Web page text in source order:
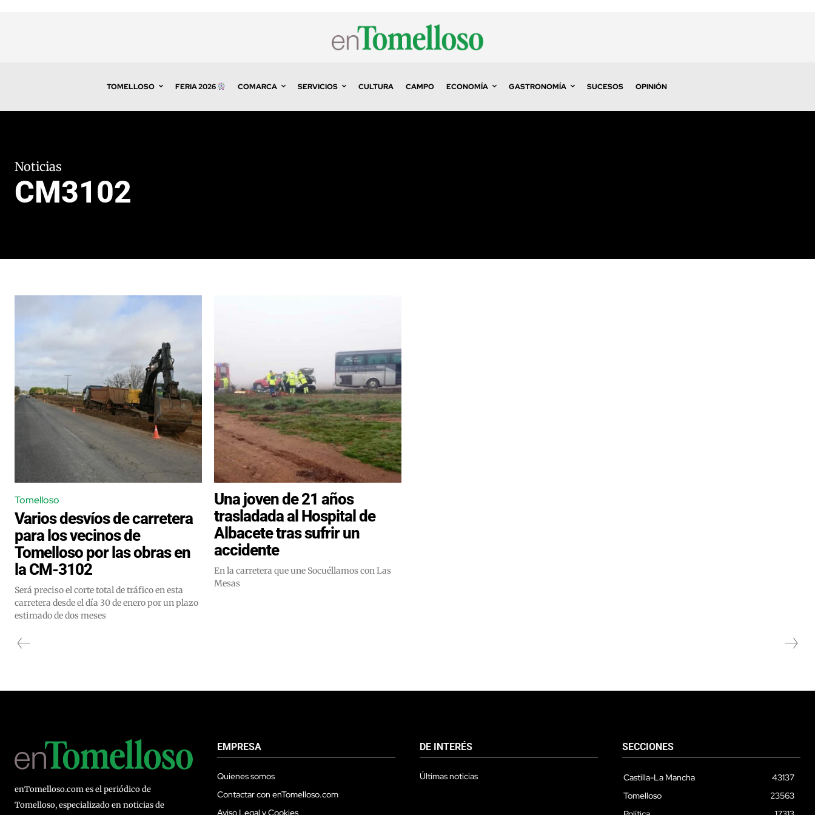
TOMELLOSO FERIA 2026 COMARCA SERVICIOS CULTURA CAMPO ECONOMÍA GASTRONOMÍA SUCESOS OPINIÓN
Noticias
CM3102
Tomelloso
Varios desvíos de carretera
para los vecinos de
Tomelloso por las obras en
la CM-3102
Será preciso el corte total de tráfico en esta
carretera desde el día 30 de enero por un plazo
estimado de dos meses
Una joven de 21 años
trasladada al Hospital de
Albacete tras sufrir un
accidente
En la carretera que une Socuéllamos con Las
Mesas
enTomelloso.com es el periódico de
Tomelloso, especializado en noticias de
EMPRESA
Quienes somos
Contactar con enTomelloso.com
Aviso Legal y Cookies
DE INTERÉS
Últimas noticias
SECCIONES
Castilla-La Mancha
43137
Tomelloso
23563